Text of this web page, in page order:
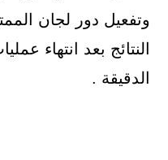
وتفعيل دور لجان
النتائج بعد انتهاء
الدقيقة .